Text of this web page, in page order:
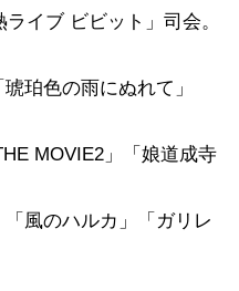
イブ ビビット」司会。
色の雨にぬれて」
MOVIE2」「娘道成寺
風のハルカ」「ガリレ